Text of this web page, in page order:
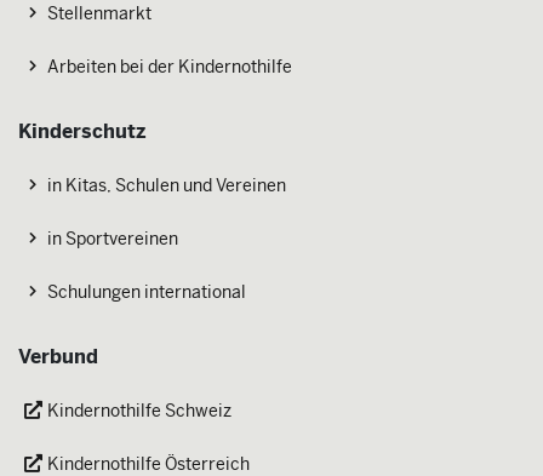
Stellenmarkt
Arbeiten bei der Kindernothilfe
Kinderschutz
in Kitas, Schulen und Vereinen
in Sportvereinen
Schulungen international
Verbund
Kindernothilfe Schweiz
Kindernothilfe Österreich